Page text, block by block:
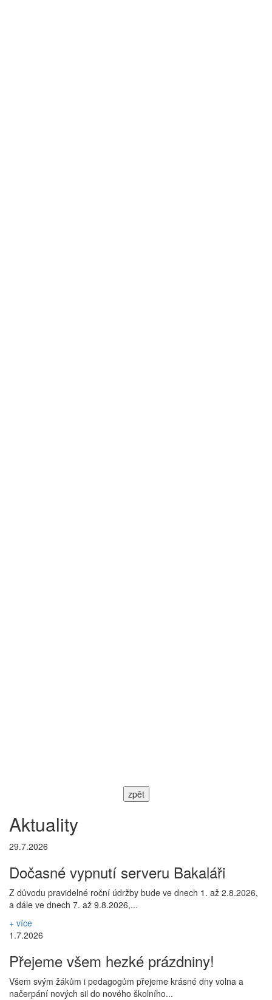
Aktuality
29.7.2026
Dočasné vypnutí serveru Bakaláři
Z důvodu pravidelné roční údržby bude ve dnech 1. až 2.8.2026,
a dále ve dnech 7. až 9.8.2026,...
+ více
1.7.2026
Přejeme všem hezké prázdniny!
Všem svým žákům i pedagogům přejeme krásné dny volna a
načerpání nových sil do nového školního...